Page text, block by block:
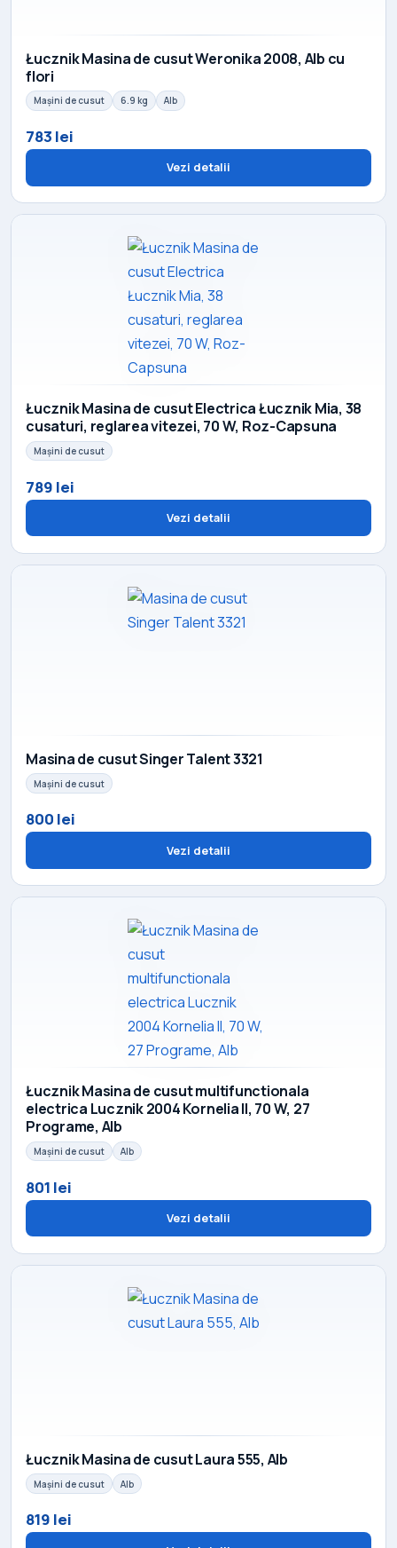
Łucznik Masina de cusut Weronika 2008, Alb cu
flori
Mașini de cusut 6.9 kg Alb
783 lei
Vezi detalii
Łucznik Masina de cusut Electrica Łucznik Mia, 38
cusaturi, reglarea vitezei, 70 W, Roz-Capsuna
Mașini de cusut
789 lei
Vezi detalii
Masina de cusut Singer Talent 3321
Mașini de cusut
800 lei
Vezi detalii
Łucznik Masina de cusut multifunctionala
electrica Lucznik 2004 Kornelia II, 70 W, 27
Programe, Alb
Mașini de cusut Alb
801 lei
Vezi detalii
Łucznik Masina de cusut Laura 555, Alb
Mașini de cusut Alb
819 lei